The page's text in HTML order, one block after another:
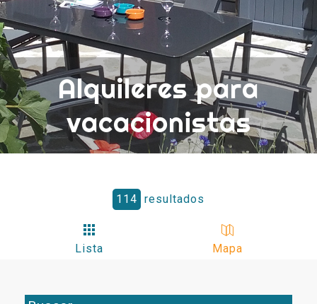
Alquileres para
vacacionistas
114 resultados
Lista Mapa